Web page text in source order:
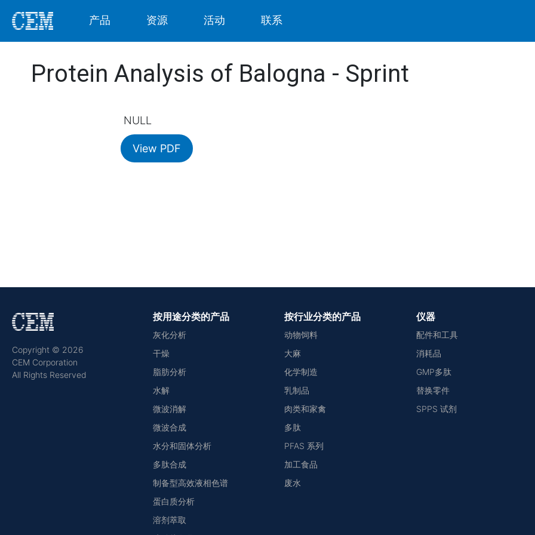
产品 资源 活动 联系
Protein Analysis of Balogna - Sprint
NULL
View PDF
Copyright © 2026
CEM Corporation
All Rights Reserved
按用途分类的产品
灰化分析
干燥
脂肪分析
水解
微波消解
微波合成
水分和固体分析
多肽合成
制备型高效液相色谱
蛋白质分析
溶剂萃取
按行业分类的产品
动物饲料
大麻
化学制造
乳制品
肉类和家禽
多肽
PFAS 系列
加工食品
废水
仪器
配件和工具
消耗品
GMP多肽
替换零件
SPPS 试剂